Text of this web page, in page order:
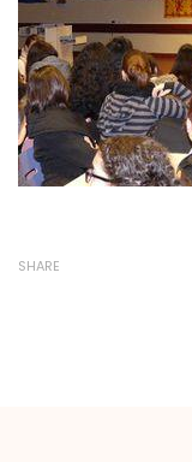
SHARE